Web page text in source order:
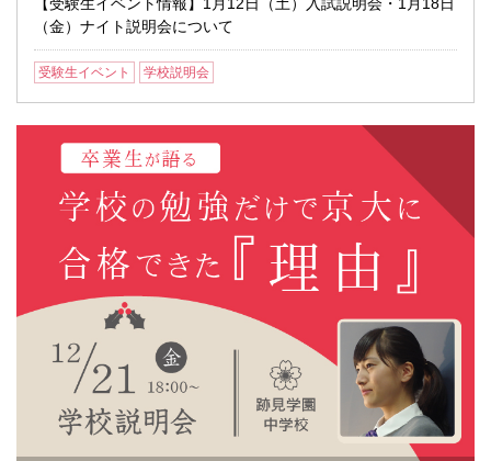
（金）ナイト説明会について
受験生イベント 学校説明会